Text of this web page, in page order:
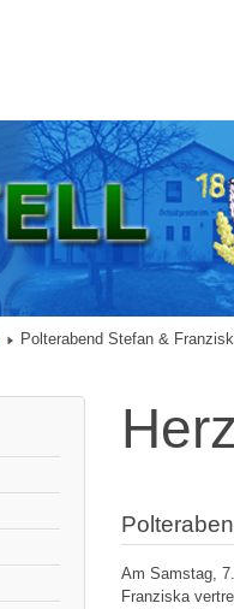
Polterabend Stefan &
Am Samstag,
Franziska